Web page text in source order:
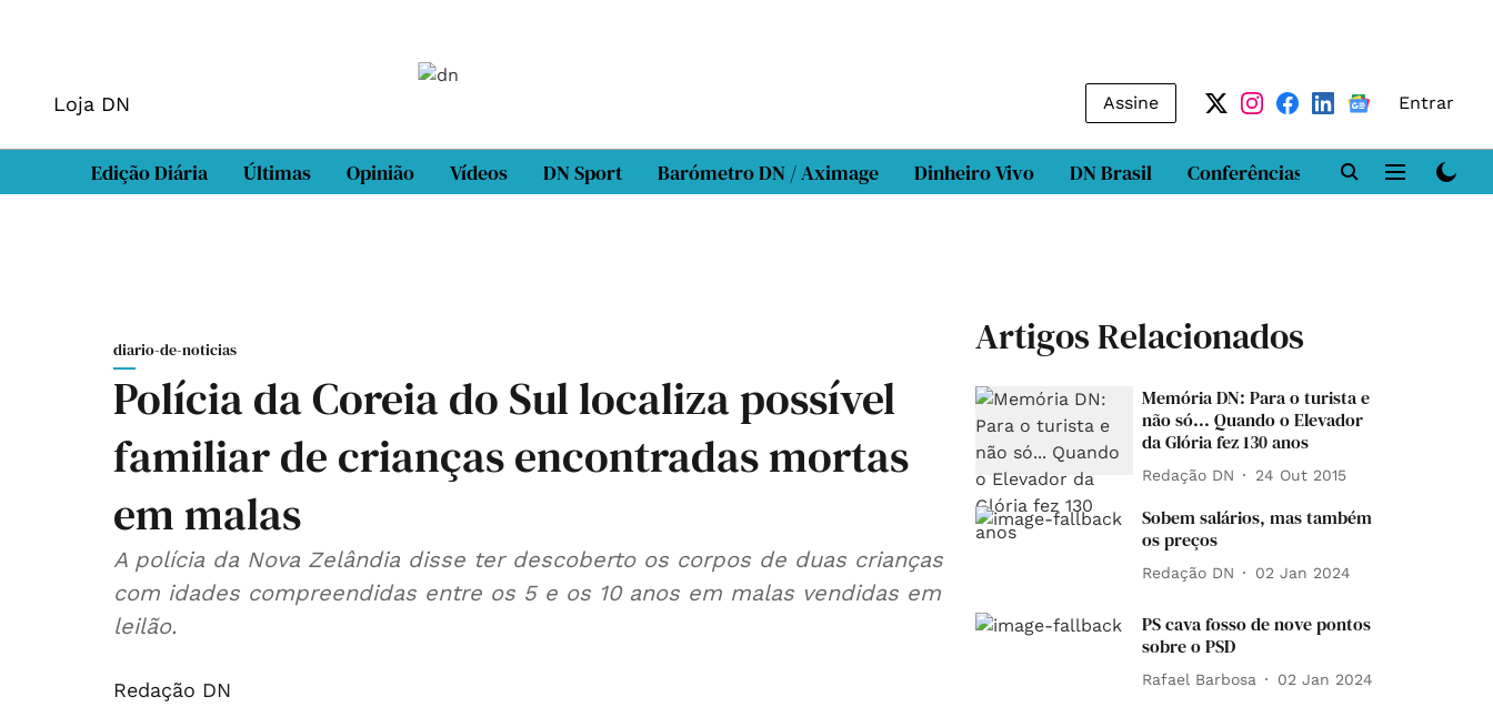
Loja DN Assine Entrar
Edição Diária Últimas Opinião Vídeos DN Sport Barómetro DN / Aximage Dinheiro Vivo DN Brasil Conferências DN LAB
diario-de-noticias
Polícia da Coreia do Sul localiza possível
familiar de crianças encontradas mortas
em malas
A polícia da Nova Zelândia disse ter descoberto os corpos de duas crianças
com idades compreendidas entre os 5 e os 10 anos em malas vendidas em
leilão.
Redação DN
Artigos Relacionados
Memória DN: Para o turista e
não só... Quando o Elevador
da Glória fez 130 anos
Redação DN 24 Out 2015
Sobem salários, mas também
os preços
Redação DN 02 Jan 2024
PS cava fosso de nove pontos
sobre o PSD
Rafael Barbosa 02 Jan 2024